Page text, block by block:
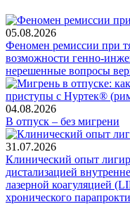
05.08.2026
Феномен ремиссии при
возможности генно-
нерешенные вопросы
04.08.2026
В отпуск – без мигрени
31.07.2026
Клинический опыт
дистализацией
лазерной коагуляцией
хронического